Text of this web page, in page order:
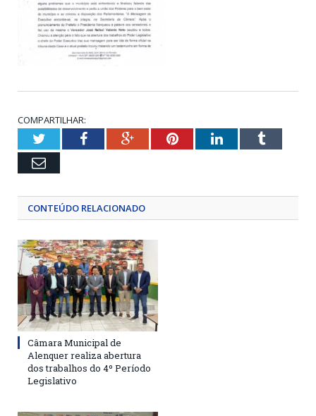
COMPARTILHAR:
TwitterFacebookGoogle+PinterestLinkedInTumblr
Email
CONTEÚDO RELACIONADO
Câmara Municipal de
Alenquer realiza abertura
dos trabalhos do 4º Período
Legislativo